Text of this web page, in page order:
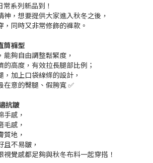
系列新品到！
神，想要提供大家進入秋冬之後，
，同時又非常修飾的褲款。
筒褲型
夠自由調整鬆緊度，
高度，有效拉長腿部比例；
加上口袋線條的設計，
在意的臀腿、假胯寬 ✅
抗皺
感，
感，
質地，
不易皺，
覺感都足夠與秋冬布料一起穿搭！